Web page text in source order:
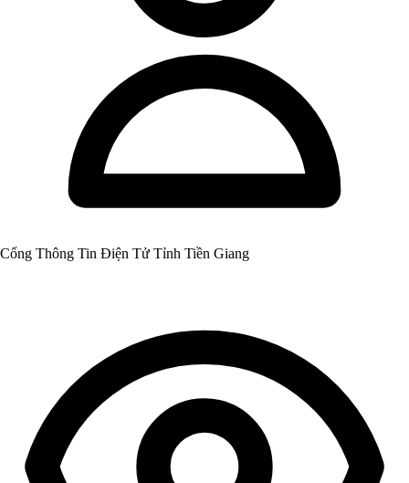
Cổng Thông Tin Điện Tử Tỉnh Tiền Giang